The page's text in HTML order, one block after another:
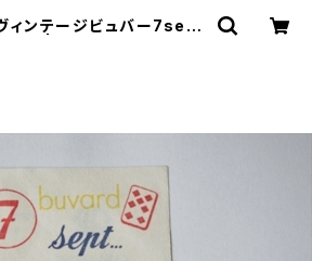
ィンテージビュバー7sept